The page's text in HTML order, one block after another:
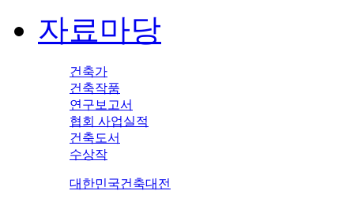
자료마당
건축가
건축작품
연구보고서
협회 사업실적
건축도서
수상작
대한민국건축대전